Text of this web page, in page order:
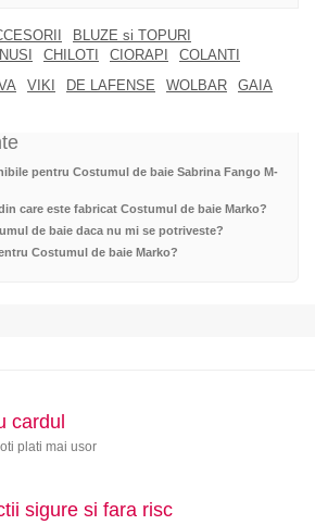
BLUZE si TOPURI
CHILOTI CIORAPI
COLANTI
VIKI DE LAFENSE WOLBAR
GAIA
pentru Costumul de baie Sabrina Fango M-
care este fabricat Costumul de baie Marko?
de baie daca nu mi se potriveste?
Costumul de baie Marko?
cardul
plati mai usor
sigure si fara risc